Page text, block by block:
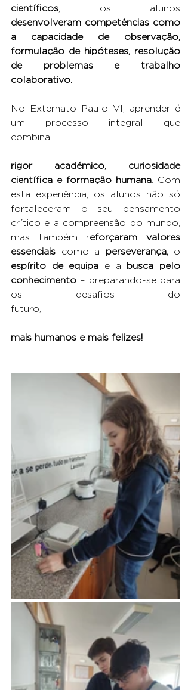
científicos
desenvolveram competências como
a capacidade de observação,
formulação de hipóteses, resolução
de problemas e trabalho
colaborativo.
No Externato Paulo VI, aprender é
um processo integral que
combina
rigor académico, curiosidade
científica e formação humana. Com
esta experiência, os alunos não só
fortaleceram o seu pensamento
crítico e a compreensão do mundo,
mas também reforçaram valores
essenciais como a perseverança,
espírito de equipa e a busca pelo
conhecimento – preparando-se para
os desafios do
futuro,
mais humanos e mais felizes!